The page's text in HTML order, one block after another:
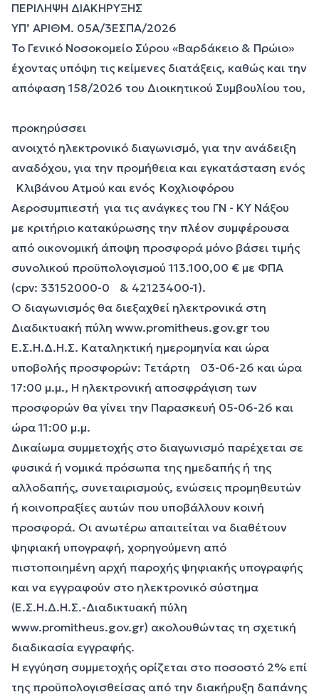
ΠΕΡΙΛΗΨΗ ΔΙΑΚΗΡΥΞΗΣ
ΥΠ’ ΑΡΙΘΜ. 05Α/3ΕΣΠΑ/2026
Το Γενικό Νοσοκομείο Σύρου «Βαρδάκειο & Πρώιο»
έχοντας υπόψη τις κείμενες διατάξεις, καθώς και την
απόφαση 158/2026 του Διοικητικού Συμβουλίου του,
προκηρύσσει
ανοιχτό ηλεκτρονικό διαγωνισμό, για την ανάδειξη
αναδόχου, για την προμήθεια και εγκατάσταση ενός
Κλιβάνου Ατμού και ενός Κοχλιοφόρου
Αεροσυμπιεστή για τις ανάγκες του ΓΝ - ΚΥ Νάξου
με κριτήριο κατακύρωσης την πλέον συμφέρουσα
από οικονομική άποψη προσφορά μόνο βάσει τιμής
συνολικού προϋπολογισμού 113.100,00 € με ΦΠΑ
(cpv: 33152000-0 & 42123400-1).
Ο διαγωνισμός θα διεξαχθεί ηλεκτρονικά στη
Διαδικτυακή πύλη www.promitheus.gov.gr του
Ε.Σ.Η.Δ.Η.Σ. Καταληκτική ημερομηνία και ώρα
υποβολής προσφορών: Τετάρτη 03-06-26 και ώρα
17:00 μ.μ., Η ηλεκτρονική αποσφράγιση των
προσφορών θα γίνει την Παρασκευή 05-06-26 και
ώρα 11:00 μ.μ.
Δικαίωμα συμμετοχής στο διαγωνισμό παρέχεται σε
φυσικά ή νομικά πρόσωπα της ημεδαπής ή της
αλλοδαπής, συνεταιρισμούς, ενώσεις προμηθευτών
ή κοινοπραξίες αυτών που υποβάλλουν κοινή
προσφορά. Οι ανωτέρω απαιτείται να διαθέτουν
ψηφιακή υπογραφή, χορηγούμενη από
πιστοποιημένη αρχή παροχής ψηφιακής υπογραφής
και να εγγραφούν στο ηλεκτρονικό σύστημα
(Ε.Σ.Η.Δ.Η.Σ.-Διαδικτυακή πύλη
www.promitheus.gov.gr) ακολουθώντας τη σχετική
διαδικασία εγγραφής.
Η εγγύηση συμμετοχής ορίζεται στο ποσοστό 2% επί
της προϋπολογισθείσας από την διακήρυξη δαπάνης